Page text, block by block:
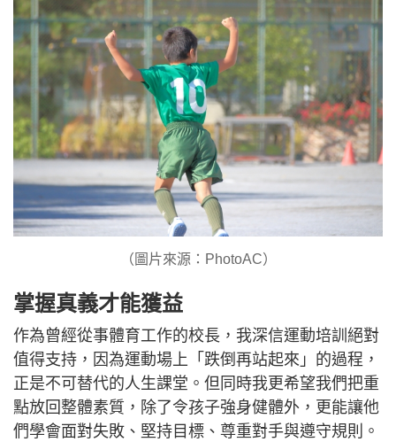
（圖片來源：PhotoAC）
掌握真義才能獲益
作為曾經從事體育工作的校長，我深信運動培訓絕對
值得支持，因為運動場上「跌倒再站起來」的過程，
正是不可替代的人生課堂。但同時我更希望我們把重
點放回整體素質，除了令孩子強身健體外，更能讓他
們學會面對失敗、堅持目標、尊重對手與遵守規則。